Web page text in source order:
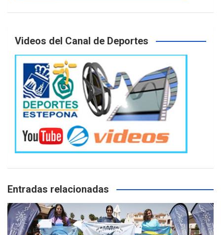
Videos del Canal de Deportes
Entradas relacionadas